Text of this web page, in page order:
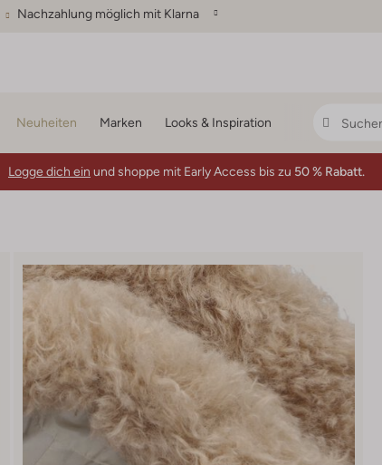
Nachzahlung möglich mit Klarna
Neuheiten Marken Looks & Inspiration
Logge dich ein und shoppe mit Early Access bis zu 50 % Rabatt.